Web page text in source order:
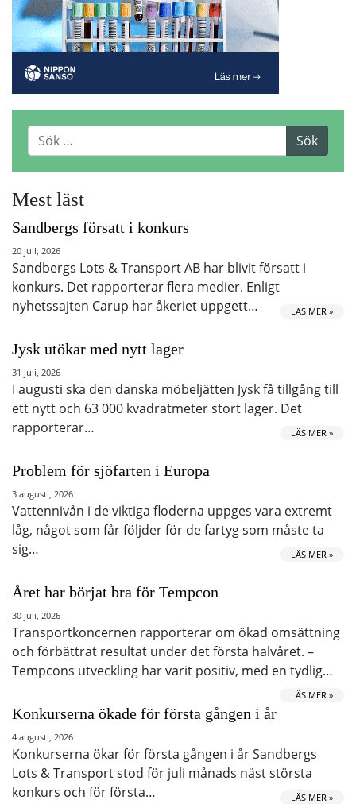
Mest läst
Sandbergs försatt i konkurs
20 juli, 2026
Sandbergs Lots & Transport AB har blivit försatt i
konkurs. Det rapporterar flera medier. Enligt
nyhetssajten Carup har åkeriet uppgett…
LÄS MER »
Jysk utökar med nytt lager
31 juli, 2026
I augusti ska den danska möbeljätten Jysk få tillgång till
ett nytt och 63 000 kvadratmeter stort lager. Det
rapporterar…
LÄS MER »
Problem för sjöfarten i Europa
3 augusti, 2026
Vattennivån i de viktiga floderna uppges vara extremt
låg, något som får följder för de fartyg som måste ta
sig…
LÄS MER »
Året har börjat bra för Tempcon
30 juli, 2026
Transportkoncernen rapporterar om ökad omsättning
och förbättrat resultat under det första halvåret. –
Tempcons utveckling har varit positiv, med en tydlig…
LÄS MER »
Konkurserna ökade för första gången i år
4 augusti, 2026
Konkurserna ökar för första gången i år Sandbergs
Lots & Transport stod för juli månads näst största
konkurs och för första…
LÄS MER »